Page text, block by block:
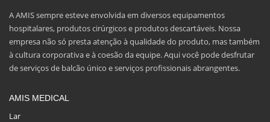
A AMIS sempre esteve envolvida em diversos equipamentos
hospitalares, produtos cirúrgicos e produtos descartáveis. Nossa
empresa não só presta atenção à qualidade do produto, mas também
à cultura corporativa e à coesão da equipe. Aqui você pode desfrutar
de serviços de balcão único e serviços profissionais abrangentes.
AMIS MEDICAL
Lar